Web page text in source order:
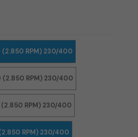
(2.850 RPM) 230/400
(2.850 RPM) 230/400
(2.850 RPM) 230/400
(2.850 RPM) 230/400